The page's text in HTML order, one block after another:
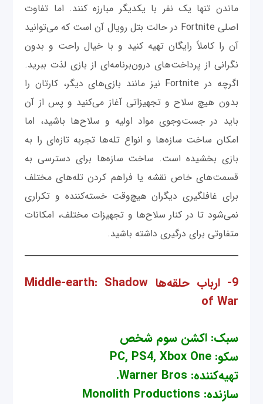
ماندن تنها یک نفر با یکدیگر مبارزه کنند. اما تفاوت
اصلی Fortnite در حالت بتل رویال آن است که می‌توانید
آن را کاملاً رایگان تهیه کنید و با خیال راحت و بدون
نگرانی از پرداخت‌های درون‌برنامه‌ای از بازی لذت ببرید.
اگرچه در Fortnite نیز مانند بازی‌های دیگر، کارتان را
بدون هیچ سلاح و تجهیزاتی آغاز می‌کنید و پس از آن
باید در جست‌وجوی مواد اولیه و سلاح‌ها باشید، اما
امکان ساخت سازه‌ها و انواع تله‌ها تجربه تازه‌ای را به
بازی بخشیده است. ساخت سازه‌ها برای دسترسی به
قسمت‌های خاص نقشه یا فراهم کردن تله‌های مختلف
برای غافلگیری دیگران هیچ‌وقت خسته‌کننده و تکراری
نمی‌شود تا در کنار سلاح‌ها و تجهیزات مختلف، امکانات
متفاوتی برای درگیری داشته باشید.
9- ارباب حلقه‌ها Middle-earth: Shadow
of War
سبک: اکشن سوم شخص
سکو: PC, PS4, Xbox One
تهیه‌کننده: Warner Bros.
سازنده: Monolith Productions